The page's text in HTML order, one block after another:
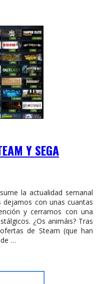
Y SEGA
la actualidad semanal
dejamos con unas cuantas
y cerramos con una
¿Os animáis? Tras
de Steam (que han
…